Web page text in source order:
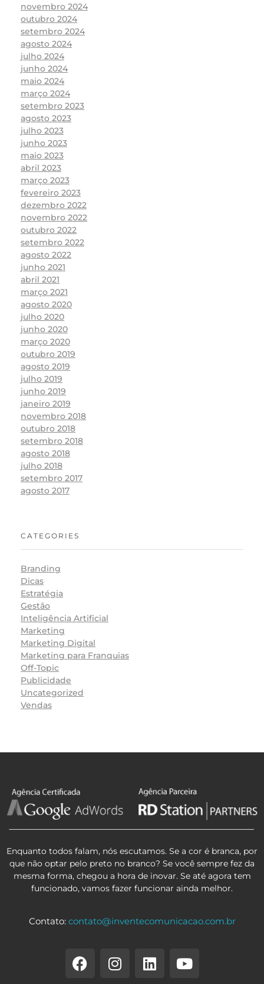
novembro 2024
outubro 2024
setembro 2024
agosto 2024
julho 2024
junho 2024
maio 2024
março 2024
setembro 2023
agosto 2023
julho 2023
junho 2023
maio 2023
abril 2023
março 2023
fevereiro 2023
dezembro 2022
novembro 2022
outubro 2022
setembro 2022
agosto 2022
junho 2021
abril 2021
março 2021
agosto 2020
julho 2020
junho 2020
março 2020
outubro 2019
agosto 2019
julho 2019
junho 2019
janeiro 2019
novembro 2018
outubro 2018
setembro 2018
agosto 2018
julho 2018
setembro 2017
agosto 2017
CATEGORIES
Branding
Dicas
Estratégia
Gestão
Inteligência Artificial
Marketing
Marketing Digital
Marketing para Franquias
Off-Topic
Publicidade
Uncategorized
Vendas
Enquanto todos falam, nós escutamos. Se a cor é branca, por
que não optar pelo preto no branco? Se você sempre fez da
mesma forma, chegou a hora de inovar. Se até agora tem
funcionado, vamos fazer funcionar ainda melhor.
Contato: contato@inventecomunicacao.com.br